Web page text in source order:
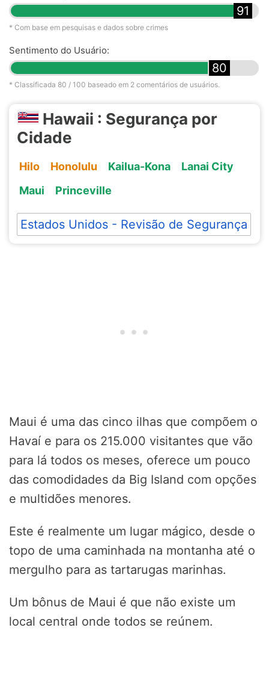
91
* Com base em pesquisas e dados sobre crimes
Sentimento do Usuário:
80
* Classificada 80 / 100 baseado em 2 comentários de usuários.
Hawaii : Segurança por
Cidade
Hilo Honolulu Kailua-Kona
Lanai City
Maui
Princeville
Estados Unidos - Revisão de Segurança
Maui é uma das cinco ilhas que compõem o
Havaí e para os 215.000 visitantes que vão
para lá todos os meses, oferece um pouco
das comodidades da Big Island com opções
e multidões menores.
Este é realmente um lugar mágico, desde o
topo de uma caminhada na montanha até o
mergulho para as tartarugas marinhas.
Um bônus de Maui é que não existe um
local central onde todos se reúnem.